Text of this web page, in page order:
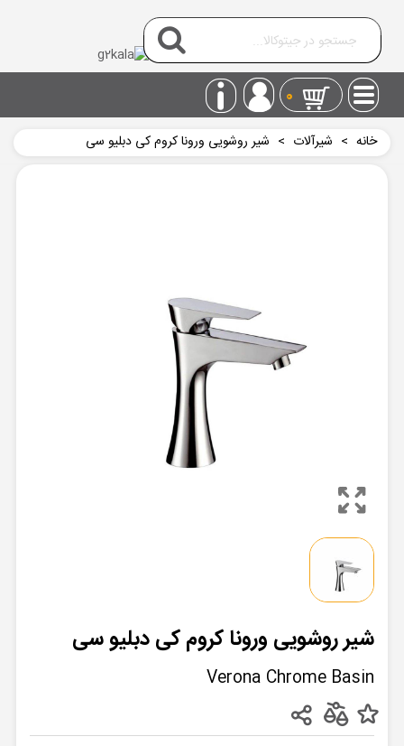
0
خانه > شیرآلات > شیر روشویی ورونا کروم کی دبلیو سی
شیر روشویی ورونا کروم کی دبلیو سی
Verona Chrome Basin